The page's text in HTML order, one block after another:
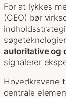
For at lykkes
(GEO) bør
autoritative og
signalerer
Hovedkravene
centrale